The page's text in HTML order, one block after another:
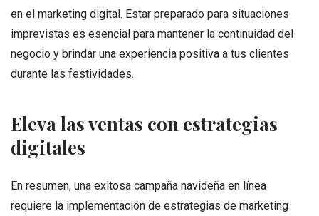
en el marketing digital. Estar preparado para situaciones
imprevistas es esencial para mantener la continuidad del
negocio y brindar una experiencia positiva a tus clientes
durante las festividades.
Eleva las ventas con estrategias
digitales
En resumen, una exitosa campaña navideña en línea
requiere la implementación de estrategias de marketing